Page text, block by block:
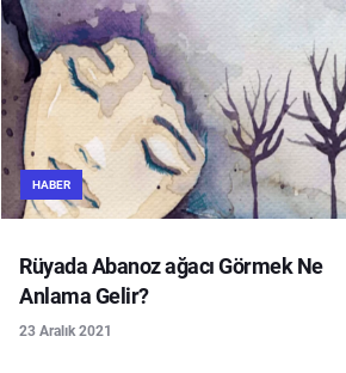
HABER
Rüyada Abanoz ağacı Görmek Ne
Anlama Gelir?
23 Aralık 2021